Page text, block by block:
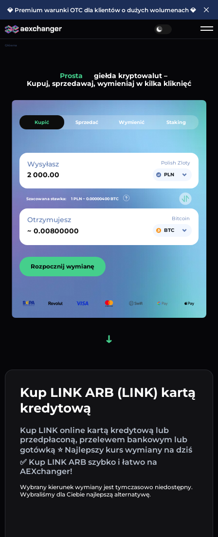
💎 Premium warunki OTC dla klientów o dużych wolumenach 💎
Główna
Prosta
giełda kryptowalut –
Kupuj, sprzedawaj, wymieniaj w kilka kliknięć
Kup LINK ARB (LINK) kartą
kredytową
Kup LINK online kartą kredytową lub
przedpłaconą, przelewem bankowym lub
gotówką ⭐ Najlepszy kurs wymiany na dziś
✅ Kup LINK ARB szybko i łatwo na
AEXchanger!
Wybrany kierunek wymiany jest tymczasowo niedostępny.
Wybraliśmy dla Ciebie najlepszą alternatywę.
Kupić Sprzedać Wymienić Staking
Wysyłasz
Polish Zloty
PLN
Szacowana stawka: 1 PLN ~ 0.00000400 BTC
Otrzymujesz
~
Bitcoin
BTC
Rozpocznij wymianę